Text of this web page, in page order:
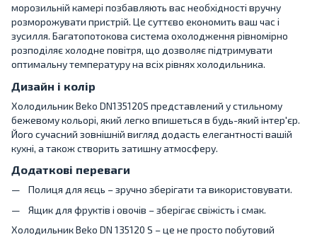
морозильній камері позбавляють вас необхідності вручну
розморожувати пристрій. Це суттєво економить ваш час і
зусилля. Багатопотокова система охолодження рівномірно
розподіляє холодне повітря, що дозволяє підтримувати
оптимальну температуру на всіх рівнях холодильника.
Дизайн і колір
Холодильник Beko DN135120S представлений у стильному
бежевому кольорі, який легко впишеться в будь-який інтер'єр.
Його сучасний зовнішній вигляд додасть елегантності вашій
кухні, а також створить затишну атмосферу.
Додаткові переваги
Полиця для яєць – зручно зберігати та використовувати.
Ящик для фруктів і овочів – зберігає свіжість і смак.
Холодильник Beko DN 135120 S – це не просто побутовий